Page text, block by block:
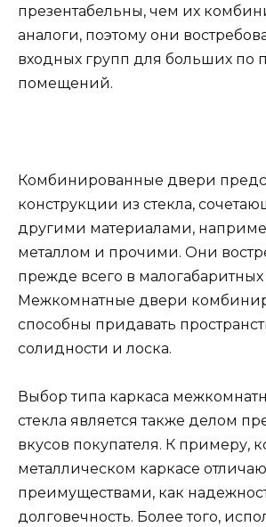
презентабельны, чем их
аналоги, поэтому они
входных групп для больших по
помещений.
Комбинированные двери
конструкции из стекла,
другими материалами,
металлом и прочими. Они
прежде всего в
Межкомнатные двери
способны придавать
солидности и лоска.
Выбор типа каркаса
стекла является также делом
вкусов покупателя. К примеру,
металлическом каркасе
преимуществами, как
долговечность. Более того,